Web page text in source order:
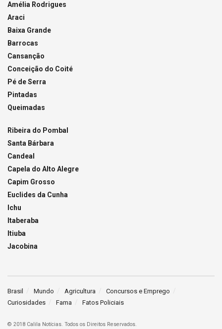
Amélia Rodrigues
Araci
Baixa Grande
Barrocas
Cansanção
Conceição do Coité
Pé de Serra
Pintadas
Queimadas
Ribeira do Pombal
Santa Bárbara
Candeal
Capela do Alto Alegre
Capim Grosso
Euclides da Cunha
Ichu
Itaberaba
Itiuba
Jacobina
Brasil Mundo Agricultura
Concursos e Emprego
Curiosidades
Fama Fatos Policiais
© 2018 Calila Notícias. Todos os Direitos Reservados.